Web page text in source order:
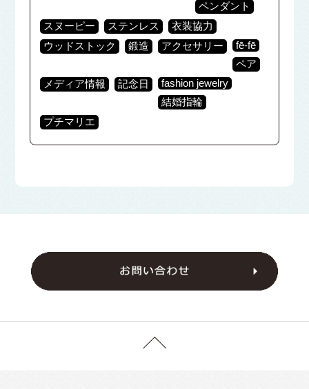
ペンダント
スヌーピー
ステンレス
衣装協力
ウッドストック
鍛造 アクセサリー
fē-fē
ペア
メディア情報
記念日
fashion jewelry
結婚指輪
プチマリエ